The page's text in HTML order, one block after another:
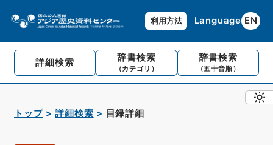
利用方法 Language EN
詳細検索 辞書検索
（カテゴリ）
辞書検索
（五十音順）
トップ 詳細検索 目録詳細